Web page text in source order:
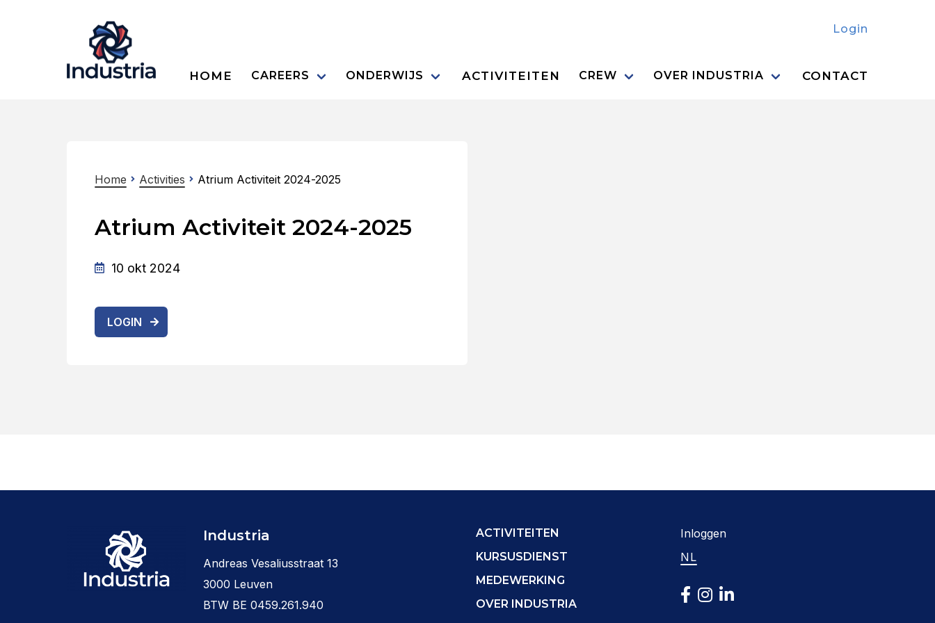
Login
HOME CAREERS ONDERWIJS ACTIVITEITEN CREW OVER INDUSTRIA CONTACT
Home Activities Atrium Activiteit 2024-2025
Atrium Activiteit 2024-2025
10 okt 2024
LOGIN
Industria
Andreas Vesaliusstraat 13
3000 Leuven
BTW BE 0459.261.940
ACTIVITEITEN
KURSUSDIENST
MEDEWERKING
OVER INDUSTRIA
Inloggen
NL